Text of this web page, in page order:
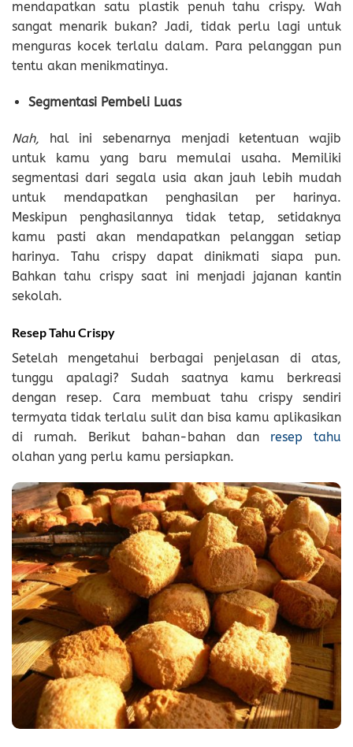
mendapatkan satu plastik penuh tahu crispy. Wah
sangat menarik bukan? Jadi, tidak perlu lagi untuk
menguras kocek terlalu dalam. Para pelanggan pun
tentu akan menikmatinya.
Segmentasi Pembeli Luas
Nah, hal ini sebenarnya menjadi ketentuan wajib
untuk kamu yang baru memulai usaha. Memiliki
segmentasi dari segala usia akan jauh lebih mudah
untuk mendapatkan penghasilan per harinya.
Meskipun penghasilannya tidak tetap, setidaknya
kamu pasti akan mendapatkan pelanggan setiap
harinya. Tahu crispy dapat dinikmati siapa pun.
Bahkan tahu crispy saat ini menjadi jajanan kantin
sekolah.
Resep Tahu Crispy
Setelah mengetahui berbagai penjelasan di atas,
tunggu apalagi? Sudah saatnya kamu berkreasi
dengan resep. Cara membuat tahu crispy sendiri
termyata tidak terlalu sulit dan bisa kamu aplikasikan
di rumah. Berikut bahan-bahan dan resep tahu
olahan yang perlu kamu persiapkan.